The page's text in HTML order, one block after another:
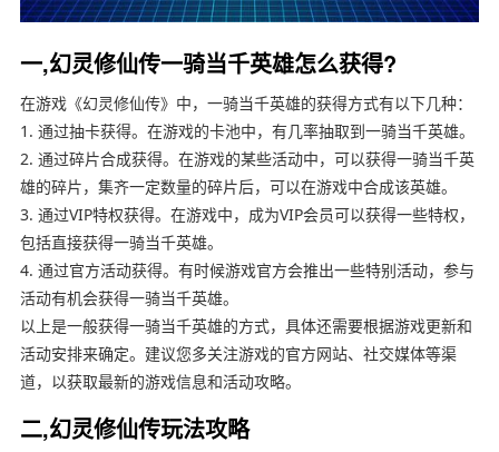
一,幻灵修仙传一骑当千英雄怎么获得?
在游戏《幻灵修仙传》中，一骑当千英雄的获得方式有以下几种：
1. 通过抽卡获得。在游戏的卡池中，有几率抽取到一骑当千英雄。
2. 通过碎片合成获得。在游戏的某些活动中，可以获得一骑当千英
雄的碎片，集齐一定数量的碎片后，可以在游戏中合成该英雄。
3. 通过VIP特权获得。在游戏中，成为VIP会员可以获得一些特权，
包括直接获得一骑当千英雄。
4. 通过官方活动获得。有时候游戏官方会推出一些特别活动，参与
活动有机会获得一骑当千英雄。
以上是一般获得一骑当千英雄的方式，具体还需要根据游戏更新和
活动安排来确定。建议您多关注游戏的官方网站、社交媒体等渠
道，以获取最新的游戏信息和活动攻略。
二,幻灵修仙传玩法攻略